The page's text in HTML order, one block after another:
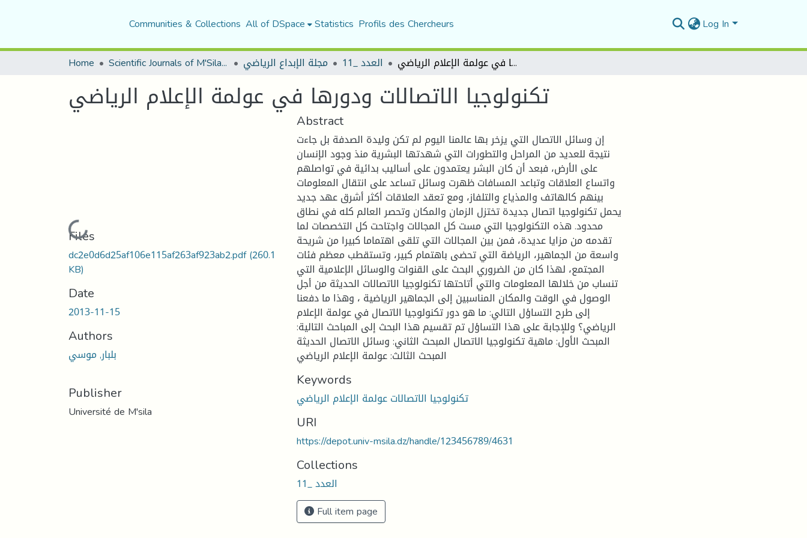
Communities & Collections All of DSpace Statistics Profils des Chercheurs Log In
Home Scientific Journals of M'Sila University مجلة الإبداع الرياضي العدد _11 تكنولوجيا الاتصالات ودورها في عولمة الإعلام الرياضي
تكنولوجيا الاتصالات ودورها في عولمة الإعلام الرياضي
Loading...
Files
dc2e0d6d25af106e115af263af923ab2.pdf(260.1
KB)
Date
2013-11-15
Authors
بلبار, موسي
Publisher
Université de M'sila
Abstract
إن وسائل الاتصال التي يزخر بها عالمنا اليوم لم تكن وليدة الصدفة بل جاءت
نتيجة للعديد من المراحل والتطورات التي شهدتها البشرية منذ وجود الإنسان
على الأرض، فبعد أن كان البشر يعتمدون على أساليب بدائية في تواصلهم
واتساع العلاقات وتباعد المسافات ظهرت وسائل تساعد على انتقال المعلومات
بينهم كالهاتف والمذياع والتلفاز، ومع تعقد العلاقات أكثر أشرق عهد جديد
يحمل تكنولوجيا اتصال جديدة تختزل الزمان والمكان وتحصر العالم كله في نطاق
محدود. هذه التكنولوجيا التي مست كل المجالات واجتاحت كل التخصصات لما
تقدمه من مزايا عديدة، فمن بين المجالات التي تلقى اهتماما كبيرا من شريحة
واسعة من الجماهير، الرياضة التي تحضى باهتمام كبير، وتستقطب معظم فئات
المجتمع، لهذا كان من الضروري البحث على القنوات والوسائل الإعلامية التي
تنساب من خلالها المعلومات والتي أتاحتها تكنولوجيا الاتصالات الحديثة من أجل
الوصول في الوقت والمكان المناسبين إلى الجماهير الرياضية ، وهذا ما دفعنا
إلى طرح التساؤل التالي: ما هو دور تكنولوجيا الاتصال في عولمة الإعلام
الرياضي؟ وللإجابة على هذا التساؤل تم تقسيم هذا البحث إلى المباحث التالية:
المبحث الأول: ماهية تكنولوجيا الاتصال المبحث الثاني: وسائل الاتصال الحديثة
المبحث الثالث: عولمة الإعلام الرياضي
Keywords
تكنولوجيا الاتصالات عولمة الإعلام الرياضي
URI
https://depot.univ-msila.dz/handle/123456789/4631
Collections
العدد _11
Full item page